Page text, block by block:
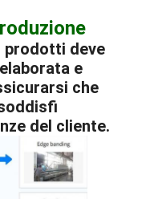
prodotti deve
e
che
del cliente.